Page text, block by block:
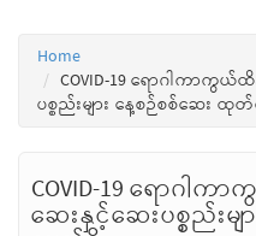
Home
COVID-19 ရောဂါကာကွ
ပစ္စည်းများ နေ့စဉ်စစ်ဆေး ထု
COVID-19 ရောဂါ
ဆေးနှင့်ဆေးပစ္စည်းမ